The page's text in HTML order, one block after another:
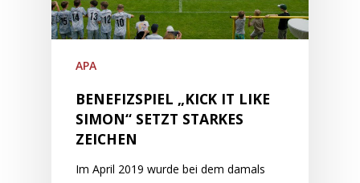
APA
BENEFIZSPIEL „KICK IT LIKE
SIMON“ SETZT STARKES
ZEICHEN
Im April 2019 wurde bei dem damals